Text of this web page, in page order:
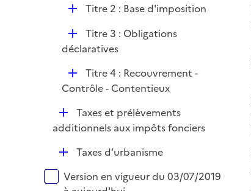
i
r
D
l
r
Titre 2 : Base d'imposition
D
é
i
e
r
Titre 3 : Obligations
déclaratives
D
é
l
i
e
r
Titre 4 : Recouvrement -
Contrôle - Contentieux
D
é
i
e
Taxes et prélèvements
additionnels aux impôts fonciers
D
p
Taxes d’urbanisme
Versions sur la période
Version en vigueur du 03/07/2019